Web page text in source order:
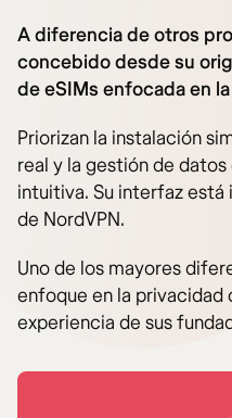
A diferencia de otros
concebido desde su
de eSIMs enfocada en
Priorizan la instalación
real y la gestión de
intuitiva. Su interfaz está
de NordVPN.
Uno de los mayores
enfoque en la privacidad
experiencia de sus